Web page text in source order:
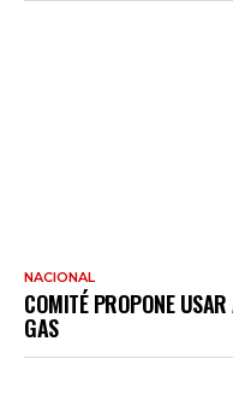
NACIONAL
COMITÉ PROPONE
GAS